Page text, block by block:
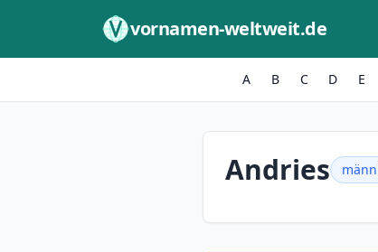
vornamen-weltweit.de
A B C D E
Andries